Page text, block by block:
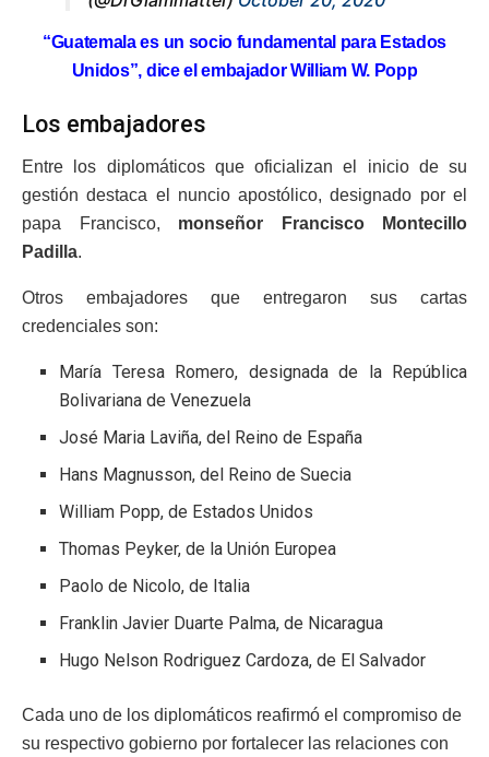
“Guatemala es un socio fundamental para Estados
Unidos”, dice el embajador William W. Popp
Los embajadores
Entre los diplomáticos que oficializan el inicio de su
gestión destaca el nuncio apostólico, designado por el
papa Francisco, monseñor Francisco Montecillo
Padilla.
Otros embajadores que entregaron sus cartas
credenciales son:
María Teresa Romero, designada de la República
Bolivariana de Venezuela
José Maria Laviña, del Reino de España
Hans Magnusson, del Reino de Suecia
William Popp, de Estados Unidos
Thomas Peyker, de la Unión Europea
Paolo de Nicolo, de Italia
Franklin Javier Duarte Palma, de Nicaragua
Hugo Nelson Rodriguez Cardoza, de El Salvador
Cada uno de los diplomáticos reafirmó el compromiso de
su respectivo gobierno por fortalecer las relaciones con